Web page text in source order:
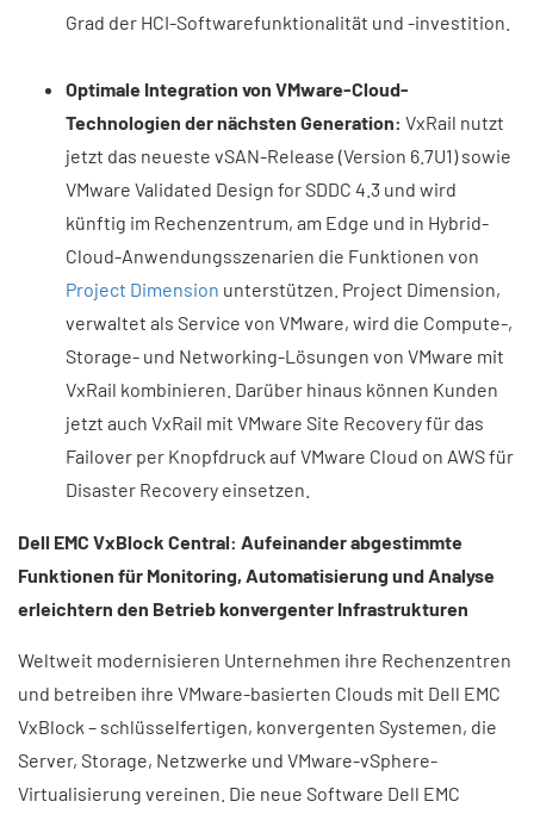
Grad der HCI-Softwarefunktionalität und -investition.
Optimale Integration von VMware-Cloud-
Technologien der nächsten Generation: VxRail nutzt
jetzt das neueste vSAN-Release (Version 6.7U1) sowie
VMware Validated Design for SDDC 4.3 und wird
künftig im Rechenzentrum, am Edge und in Hybrid-
Cloud-Anwendungsszenarien die Funktionen von
Project Dimension unterstützen. Project Dimension,
verwaltet als Service von VMware, wird die Compute-,
Storage- und Networking-Lösungen von VMware mit
VxRail kombinieren. Darüber hinaus können Kunden
jetzt auch VxRail mit VMware Site Recovery für das
Failover per Knopfdruck auf VMware Cloud on AWS für
Disaster Recovery einsetzen.
Dell EMC VxBlock Central: Aufeinander abgestimmte
Funktionen für Monitoring, Automatisierung und Analyse
erleichtern den Betrieb konvergenter Infrastrukturen
Weltweit modernisieren Unternehmen ihre Rechenzentren
und betreiben ihre VMware-basierten Clouds mit Dell EMC
VxBlock – schlüsselfertigen, konvergenten Systemen, die
Server, Storage, Netzwerke und VMware-vSphere-
Virtualisierung vereinen. Die neue Software Dell EMC